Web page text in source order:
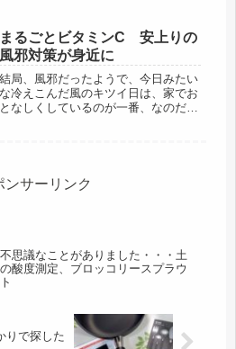
るのに一苦労。マックのポテトみたい
なのも揚げているので、子どものこず
か...
まるごとビタミンC 安上りの
風邪対策が身近に
結局、風邪だったようで、今日みたい
な冷えこんだ風のキツイ日は、家でお
となしくしているのが一番、なのだけ
は、己...
ンサーリンク
不思議なことがありました・・・土
の酸度測定、ブロッコリースプラウ
ト
りで探した